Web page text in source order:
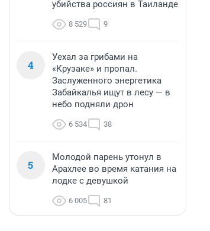
убийства россиян в Таиланде
8 529 9
4
Уехал за грибами на
«Крузаке» и пропал.
Заслуженного энергетика
Забайкалья ищут в лесу — в
небо подняли дрон
6 534 38
5
Молодой парень утонул в
Арахлее во время катания на
лодке с девушкой
6 005 81